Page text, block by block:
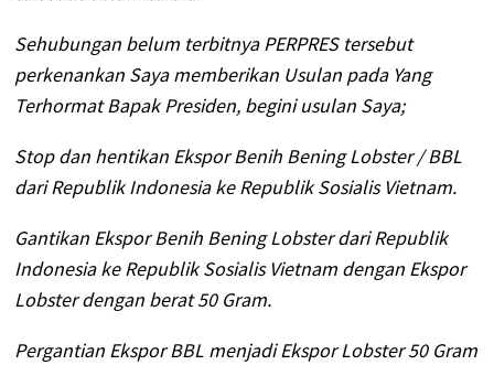
Sehubungan belum terbitnya PERPRES tersebut
perkenankan Saya memberikan Usulan pada Yang
Terhormat Bapak Presiden, begini usulan Saya;
Stop dan hentikan Ekspor Benih Bening Lobster / BBL
dari Republik Indonesia ke Republik Sosialis Vietnam.
Gantikan Ekspor Benih Bening Lobster dari Republik
Indonesia ke Republik Sosialis Vietnam dengan Ekspor
Lobster dengan berat 50 Gram.
Pergantian Ekspor BBL menjadi Ekspor Lobster 50 Gram